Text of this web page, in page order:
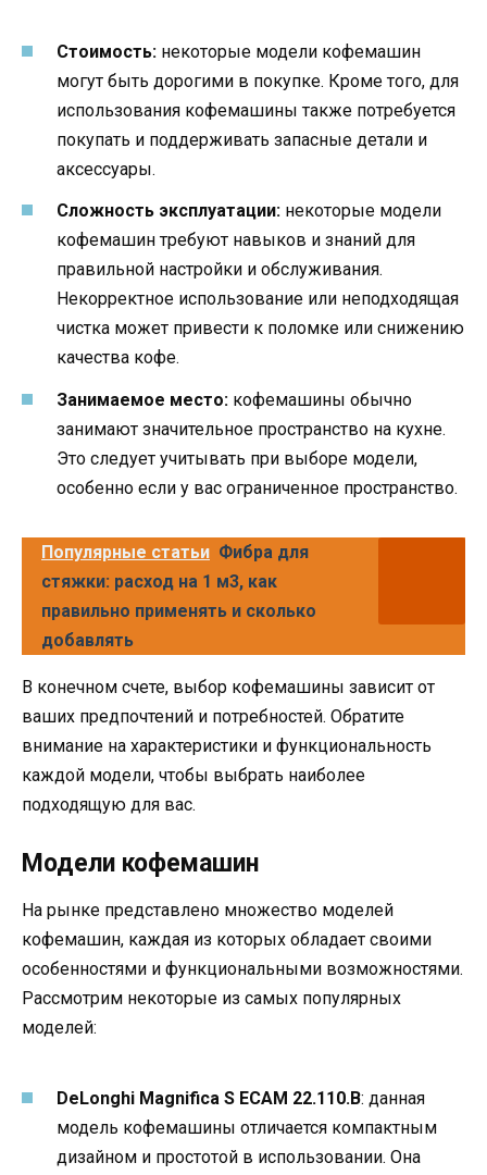
Стоимость: некоторые модели кофемашин
могут быть дорогими в покупке. Кроме того, для
использования кофемашины также потребуется
покупать и поддерживать запасные детали и
аксессуары.
Сложность эксплуатации: некоторые модели
кофемашин требуют навыков и знаний для
правильной настройки и обслуживания.
Некорректное использование или неподходящая
чистка может привести к поломке или снижению
качества кофе.
Занимаемое место: кофемашины обычно
занимают значительное пространство на кухне.
Это следует учитывать при выборе модели,
особенно если у вас ограниченное пространство.
Популярные статьи Фибра для
стяжки: расход на 1 м3, как
правильно применять и сколько
добавлять
В конечном счете, выбор кофемашины зависит от
ваших предпочтений и потребностей. Обратите
внимание на характеристики и функциональность
каждой модели, чтобы выбрать наиболее
подходящую для вас.
Модели кофемашин
На рынке представлено множество моделей
кофемашин, каждая из которых обладает своими
особенностями и функциональными возможностями.
Рассмотрим некоторые из самых популярных
моделей:
DeLonghi Magnifica S ECAM 22.110.B: данная
модель кофемашины отличается компактным
дизайном и простотой в использовании. Она